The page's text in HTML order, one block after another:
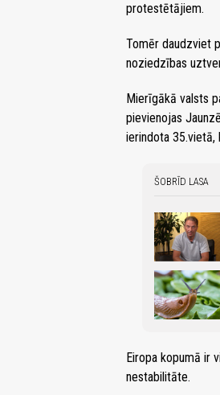
protestētājiem.
Tomēr daudzviet
noziedzības
Mierīgākā valsts
pievienojas
ierindota 35.vietā,
ŠOBRĪD LASA
Eiropa kopumā ir
nestabilitāte.